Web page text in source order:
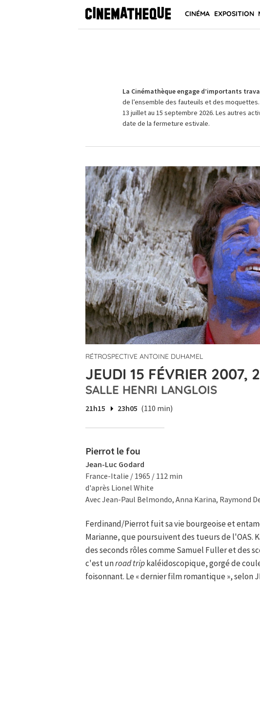
CINÉMA EXPOSITION
La Cinémathèque engage d’importants
de l’ensemble des fauteuils et des
13 juillet au 15 septembre 2026. Les autres
date de la fermeture estivale.
RÉTROSPECTIVE ANTOINE DUHAMEL
JEUDI 15 FÉVRIER 2007,
SALLE HENRI LANGLOIS
21h15 23h05 (110 min)
Pierrot le fou
Jean-Luc Godard
France-Italie / 1965 / 112 min
d'après Lionel White
Avec Jean-Paul Belmondo, Anna Karina, Raymond
Ferdinand/Pierrot fuit sa vie bourgeoise et
Marianne, que poursuivent des tueurs de l'OAS.
des seconds rôles comme Samuel Fuller et des
c'est unroad tripkaléidoscopique, gorgé de
foisonnant. Le « dernier film romantique », selon